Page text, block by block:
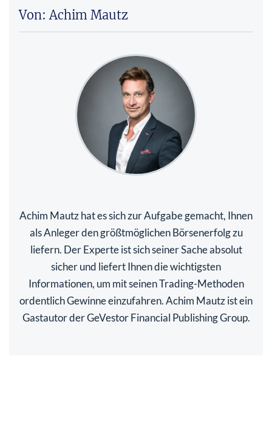
Von: Achim Mautz
Achim Mautz hat es sich zur Aufgabe gemacht, Ihnen
als Anleger den größtmöglichen Börsenerfolg zu
liefern. Der Experte ist sich seiner Sache absolut
sicher und liefert Ihnen die wichtigsten
Informationen, um mit seinen Trading-Methoden
ordentlich Gewinne einzufahren. Achim Mautz ist ein
Gastautor der GeVestor Financial Publishing Group.